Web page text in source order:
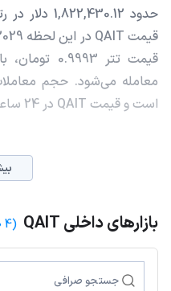
است و قیمت QAIT در 24 ساعت اخیر، 0.13 افزایش داشته است.
بازارهای داخلی QAIT (4 صرافی)